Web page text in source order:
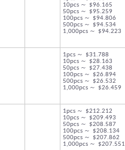
10pcs ～ $96.165
50pcs ～ $95.259
100pcs ～ $94.806
500pcs ～ $94.534
1,000pcs ～ $94.223
1pcs ～ $31.788
10pcs ～ $28.163
50pcs ～ $27.438
100pcs ～ $26.894
500pcs ～ $26.532
1,000pcs ～ $26.459
1pcs ～ $212.212
10pcs ～ $209.493
50pcs ～ $208.587
100pcs ～ $208.134
500pcs ～ $207.862
1,000pcs ～ $207.551